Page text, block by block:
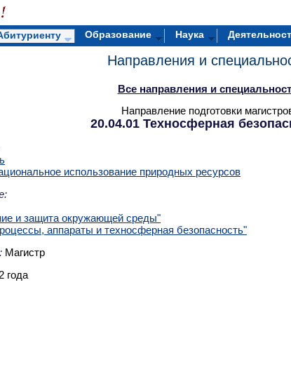
Образование Наука
Направления и
Все направления и
Направление подготовки
20.04.01 Техносферная
использование природных ресурсов
и защита окружающей среды"
аппараты и техносферная безопасность"
Магистр
года